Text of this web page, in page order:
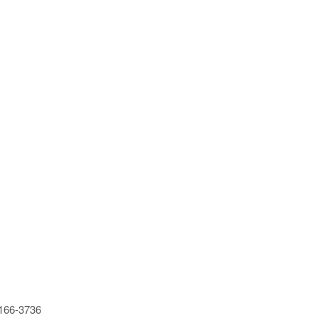
3736